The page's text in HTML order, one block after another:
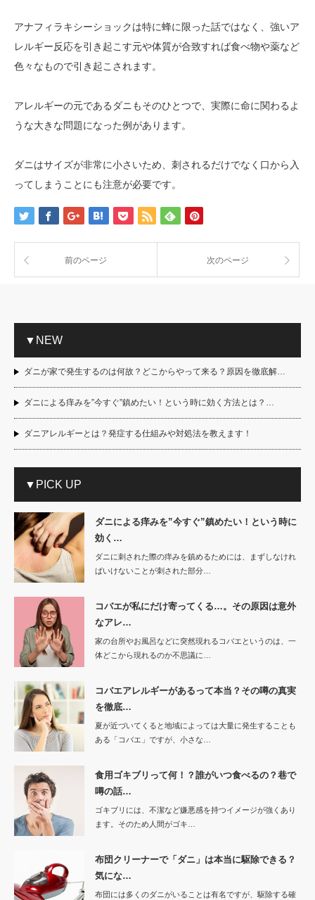
アナフィラキシーショックは特に蜂に限った話ではなく、強いア
レルギー反応を引き起こす元や体質が合致すれば食べ物や薬など
色々なもので引き起こされます。
アレルギーの元であるダニもそのひとつで、実際に命に関わるよ
うな大きな問題になった例があります。
ダニはサイズが非常に小さいため、刺されるだけでなく口から入
ってしまうことにも注意が必要です。
前のページ 次のページ
▼NEW
ダニが家で発生するのは何故？どこからやって来る？原因を徹底解…
ダニによる痒みを”今すぐ”鎮めたい！という時に効く方法とは？…
ダニアレルギーとは？発症する仕組みや対処法を教えます！
▼PICK UP
ダニによる痒みを”今すぐ”鎮めたい！という時に
効く…
ダニに刺された際の痒みを鎮めるためには、まずしなけれ
ばいけないことが刺された部分…
コバエが私にだけ寄ってくる…。その原因は意外
なアレ…
家の台所やお風呂などに突然現れるコバエというのは、一
体どこから現れるのか不思議に…
コバエアレルギーがあるって本当？その噂の真実
を徹底…
夏が近づいてくると地域によっては大量に発生することも
ある「コバエ」ですが、小さな…
食用ゴキブリって何！？誰がいつ食べるの？巷で
噂の話…
ゴキブリには、不潔など嫌悪感を持つイメージが強くあり
ます。そのため人間がゴキ…
布団クリーナーで「ダニ」は本当に駆除できる？
気にな…
布団には多くのダニがいることは有名ですが、駆除する確